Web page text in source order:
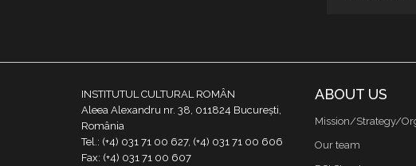
INSTITUTUL CULTURAL ROMÂN
Aleea Alexandru nr. 38, 011824 București,
România
Tel.: (+4) 031 71 00 627, (+4) 031 71 00 606
Fax: (+4) 031 71 00 607
ABOUT US
Mission/Strategy/
Our team